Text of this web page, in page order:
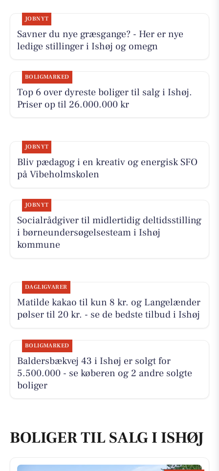
JOBNYT
Savner du nye græsgange? - Her er nye
ledige stillinger i Ishøj og omegn
BOLIGMARKED
Top 6 over dyreste boliger til salg i Ishøj.
Priser op til 26.000.000 kr
JOBNYT
Bliv pædagog i en kreativ og energisk SFO
på Vibeholmskolen
JOBNYT
Socialrådgiver til midlertidig deltidsstilling
i børneundersøgelsesteam i Ishøj
kommune
DAGLIGVARER
Matilde kakao til kun 8 kr. og Langelænder
pølser til 20 kr. - se de bedste tilbud i Ishøj
BOLIGMARKED
Baldersbækvej 43 i Ishøj er solgt for
5.500.000 - se køberen og 2 andre solgte
boliger
BOLIGER TIL SALG I ISHØJ